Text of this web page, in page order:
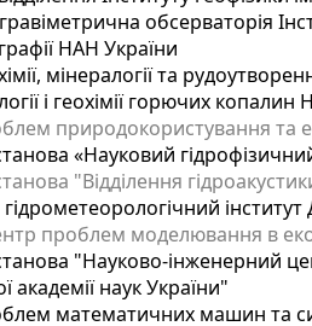
обсерваторія
НАН України
мінералогії та
і геохімії горючих
природокористування та
«Науковий
"Відділення
проблем моделювання в
"Науково-інженерний
академії наук України"
математичних машин та